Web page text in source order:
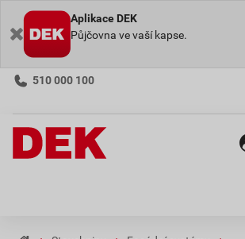
Aplikace DEK
Půjčovna ve vaší kapse.
510 000 100